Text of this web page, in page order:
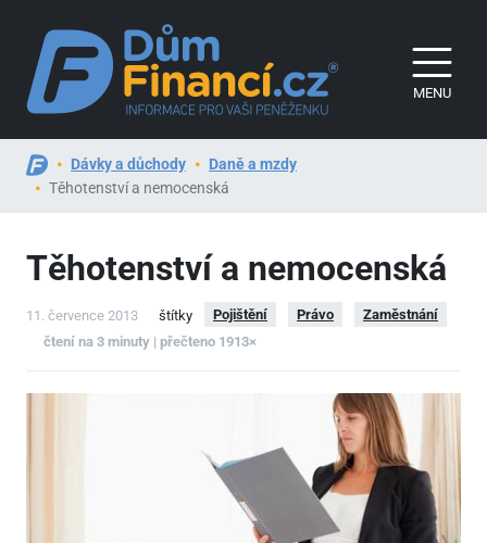
MENU
Dávky a důchody
Daně a mzdy
Těhotenství a nemocenská
Těhotenství a nemocenská
11. července 2013 štítky Pojištění Právo
Zaměstnání
čtení na 3 minuty | přečteno 1913×